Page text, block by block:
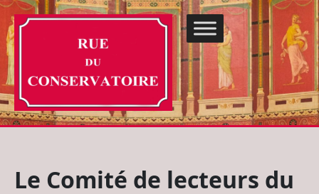
Le Comité de lecteurs du